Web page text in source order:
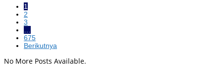
1
2
3
…
675
Berikutnya
No More Posts Available.